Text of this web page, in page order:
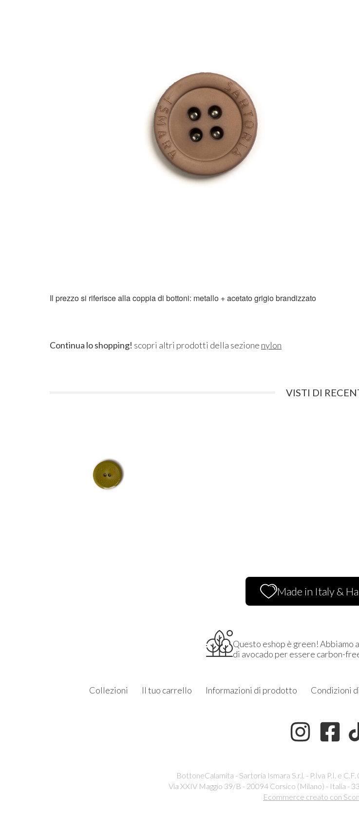
Il prezzo si riferisce alla coppia di bottoni: metallo + acetato grigio brandizzato
Continua lo shopping! scopri altri prodotti della sezione nylon
VISTI DI
Made in Italy &
Questo eshop è green! Abbiamo
di avocado per essere carbon-
Collezioni Il tuo carrello Informazioni di prodotto Condizioni
BottoneCalamita - Sartoria Ismara S.r.l. - P.Iva P.I. e
Via XXIV Maggio 39/B - 20094 Corsico (Milano) - Italia -
Ecommerce creato con